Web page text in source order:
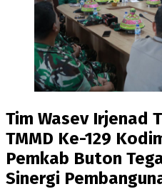
Tim Wasev Irjenad
TMMD Ke-129
Pemkab Buton
Sinergi